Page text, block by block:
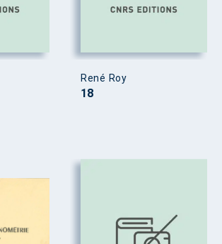
René Roy
18